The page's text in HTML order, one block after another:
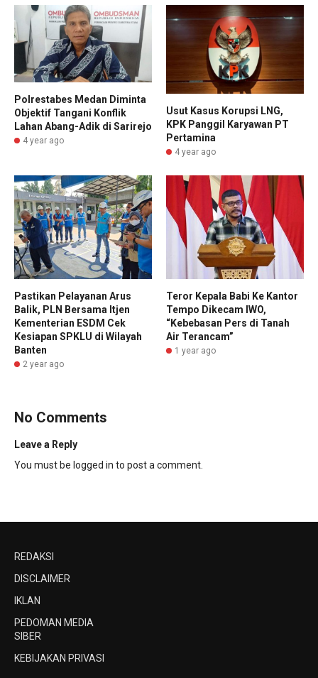
Polrestabes Medan Diminta
Objektif Tangani Konflik
Lahan Abang-Adik di Sarirejo
4 year ago
Usut Kasus Korupsi LNG,
KPK Panggil Karyawan PT
Pertamina
4 year ago
Pastikan Pelayanan Arus
Balik, PLN Bersama Itjen
Kementerian ESDM Cek
Kesiapan SPKLU di Wilayah
Banten
2 year ago
Teror Kepala Babi Ke Kantor
Tempo Dikecam IWO,
“Kebebasan Pers di Tanah
Air Terancam”
1 year ago
No Comments
Leave a Reply
You must be logged in to post a comment.
REDAKSI
DISCLAIMER
IKLAN
PEDOMAN MEDIA
SIBER
KEBIJAKAN PRIVASI